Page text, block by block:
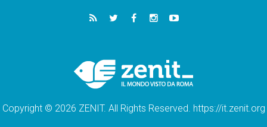
Copyright © 2026 ZENIT. All Rights Reserved. https://it.zenit.org